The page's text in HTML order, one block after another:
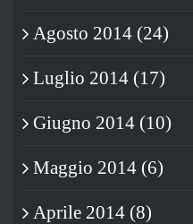
Agosto 2014 (24)
Luglio 2014 (17)
Giugno 2014 (10)
Maggio 2014 (6)
Aprile 2014 (8)